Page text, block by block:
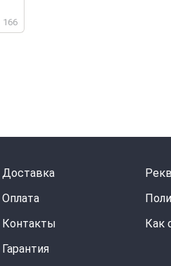
166
Доставка
Оплата
Контакты
Гарантия
Как